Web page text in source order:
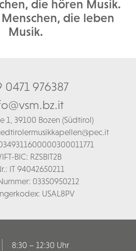
die hören Musik.
die leben
Musik.
0471 976387
1, 39100 Bozen (Südtirol)
BIC: RZSBIT2B
IT 94042650211
03350950212
USAL8PV
8:30 – 12:30 Uhr